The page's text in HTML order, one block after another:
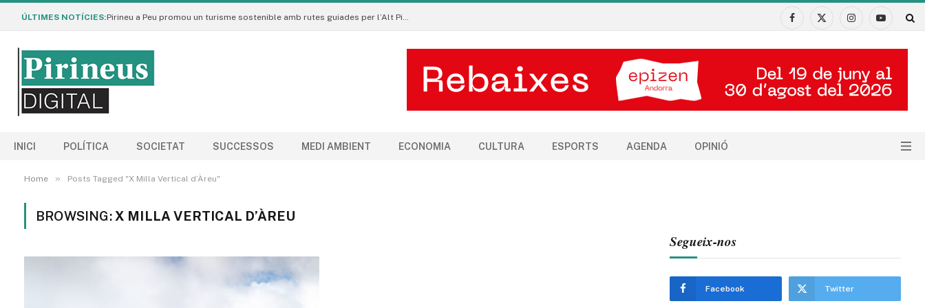
ÚLTIMES NOTÍCIES: Pirineu a Peu promou un turisme sostenible amb rutes guiades per l’Alt Pirineu i l’Aran
Facebook
X
InstagramYouTube
INICI POLÍTICA SOCIETAT SUCCESSOS MEDI AMBIENT ECONOMIA CULTURA ESPORTS AGENDA OPINIÓ
Home » Posts Tagged "X Milla Vertical d’Àreu"
BROWSING: X MILLA VERTICAL D’ÀREU
Segueix-nos
Facebook Twitter